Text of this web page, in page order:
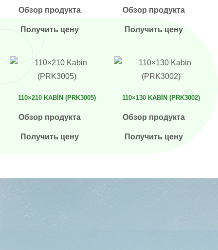
Обзор продукта
Получить цену
Обзор продукта
Получить цену
110×210 KABIN (PRK3005)
Обзор продукта
Получить цену
110×130 KABIN (PRK3002)
Обзор продукта
Получить цену